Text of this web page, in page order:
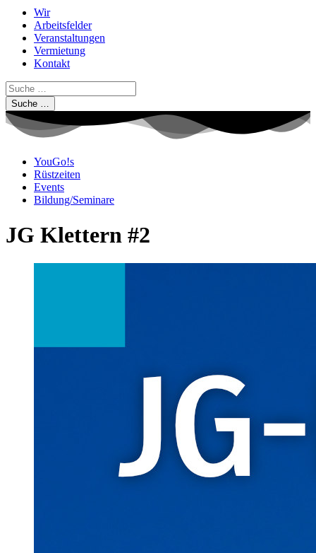
Wir
Arbeitsfelder
Veranstaltungen
Vermietung
Kontakt
Suche …
YouGo!s
Rüstzeiten
Events
Bildung/Seminare
JG Klettern #2